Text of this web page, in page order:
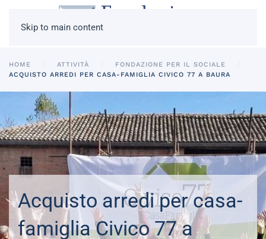
Skip to main content
HOME ATTIVITÀ
FONDAZIONE PER IL SOCIALE
ACQUISTO ARREDI PER CASA-FAMIGLIA CIVICO 77 A BAURA
Acquisto arredi per casa-
famiglia Civico 77 a